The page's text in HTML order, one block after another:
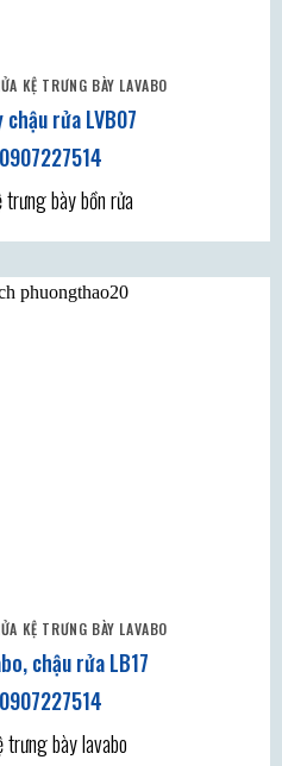
KỆ TRƯNG BÀY LAVABO
rửa LVB07
trưng bày bồn rửa
KỆ TRƯNG BÀY LAVABO
chậu rửa LB17
trưng bày lavabo